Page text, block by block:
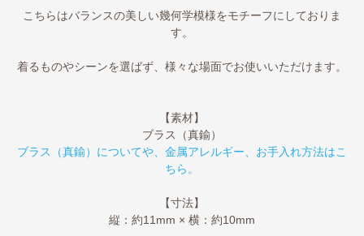
こちらはバランスの美しい幾何学模様をモチーフにしておりま
す。
着るものやシーンを選ばず、様々な場面でお使いいただけます。
【素材】
ブラス（真鍮）
ブラス（真鍮）についてや、金属アレルギー、お手入れ方法はこ
ちら。
【寸法】
縦：約11mm × 横：約10mm